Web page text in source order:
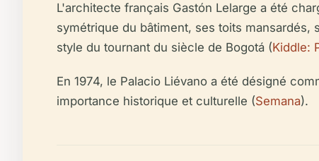
L'architecte français Gastón Lelarge a été
symétrique du bâtiment, ses toits
style du tournant du siècle de Bogotá (Kiddle:
En 1974, le Palacio Liévano a été désigné
importance historique et culturelle (Semana).